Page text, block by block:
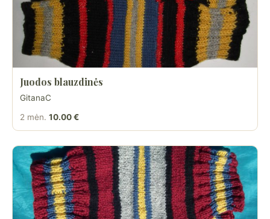
Juodos blauzdinės
GitanaC
2 mėn. 10.00 €